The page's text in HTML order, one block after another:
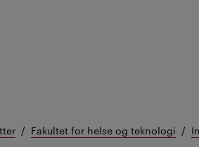
Fakultet for helse og teknologi